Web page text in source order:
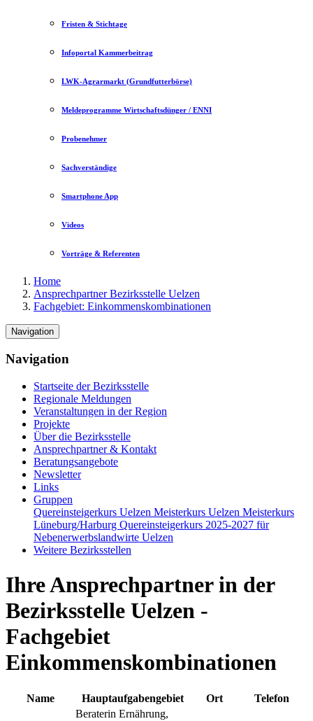
Fristen & Stichtage
Infoportal Kammerbeitrag
LWK-Agrarmarkt (Grundfutterbörse)
Meldeprogramme Wirtschaftsdünger / ENNI
Probenehmer
Sachverständige
Smartphone App
Videos
Vorträge & Referenten
Home
Ansprechpartner Bezirksstelle Uelzen
Fachgebiet: Einkommenskombinationen
Navigation
Navigation
Startseite der Bezirksstelle
Regionale Meldungen
Veranstaltungen in der Region
Projekte
Über die Bezirksstelle
Ansprechpartner & Kontakt
Beratungsangebote
Newsletter
Links
Gruppen
Quereinsteigerkurs Uelzen Meisterkurs Uelzen Meisterkurs
Lüneburg/Harburg Quereinsteigerkurs 2025-2027 für
Nebenerwerbslandwirte Uelzen
Weitere Bezirksstellen
Ihre Ansprechpartner in der
Bezirksstelle Uelzen -
Fachgebiet
Einkommenskombinationen
Name Hauptaufgabengebiet Ort Telefon
Beraterin Ernährung,